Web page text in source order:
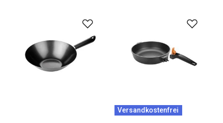
Versandkostenfrei